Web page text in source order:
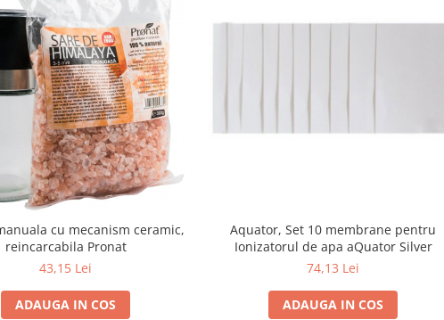
cu mecanism ceramic,
reincarcabila Pronat
43,15 Lei
ADAUGA IN COS
Aquator, Set 10 membrane pentru
Ionizatorul de apa aQuator Silver
74,13 Lei
ADAUGA IN COS